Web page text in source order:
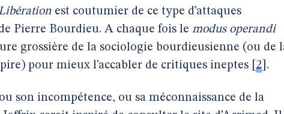
est coutumier de ce type d’attaques
Pierre Bourdieu. A chaque fois le modus operandi
grossière de la sociologie bourdieusienne (ou de
pour mieux l’accabler de critiques ineptes 2 .
son incompétence, ou sa méconnaissance de la